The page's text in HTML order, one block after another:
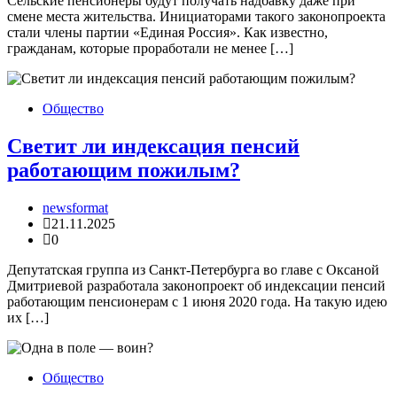
смене места жительства. Инициаторами такого законопроекта
стали члены партии «Единая Россия». Как известно,
гражданам, которые проработали не менее […]
Общество
Светит ли индексация пенсий
работающим пожилым?
newsformat
21.11.2025
0
Депутатская группа из Санкт-Петербурга во главе с Оксаной
Дмитриевой разработала законопроект об индексации пенсий
работающим пенсионерам с 1 июня 2020 года. На такую идею
их […]
Общество